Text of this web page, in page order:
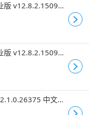
版 v12.8.2.15091
版
版 v12.8.2.15091
精简便携版
中文免